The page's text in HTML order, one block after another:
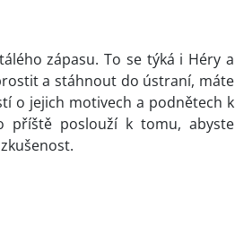
zápasu. To se týká i Héry a
a stáhnout do ústraní, máte
o jejich motivech a podnětech k
příště poslouží k tomu, abyste